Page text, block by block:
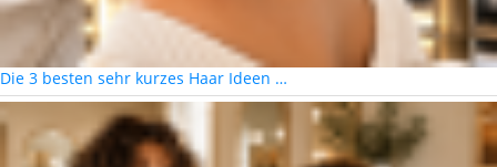
Die 3 besten sehr kurzes Haar Ideen …